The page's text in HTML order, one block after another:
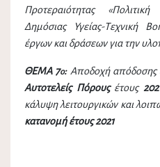
Προτεραιότητας
Δημόσιας Υγείας-Τεχνική
έργων και δράσεων για την
ΘΕΜΑ 7ο: Αποδοχή
Αυτοτελείς Πόρους έτους
κάλυψη λειτουργικών και
κατανομή έτους 2021